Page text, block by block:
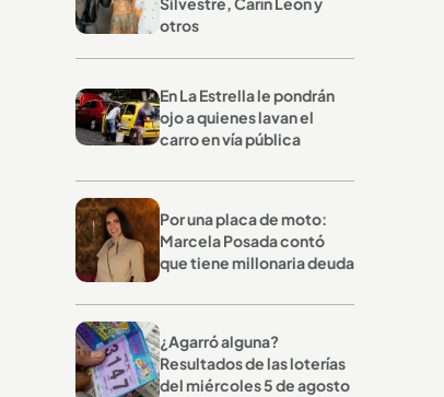
otros
En La Estrella le pondrán
ojo a quienes lavan el
carro en vía pública
Por una placa de moto:
Marcela Posada contó
que tiene millonaria deuda
¿Agarró alguna?
Resultados de las loterías
del miércoles 5 de agosto